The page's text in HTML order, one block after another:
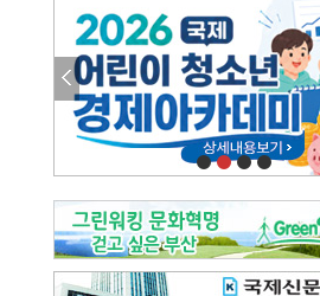
의령 한우산 털중나리
한 손 뉴스[전체보기]
오늘의 날씨-[전체보기]
오늘의 날씨- 2026년 8월 7일
오늘의 날씨- 2026년 8월 6일
우리 결혼해요-[전체보기]
우리 결혼해요- 김홍윤·정세빈 커플